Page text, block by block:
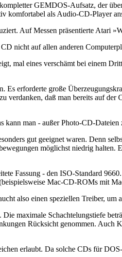
GEMDOS-Aufsatz, der
komfortabel als Audio-CD-Player
Auf Messen präsentierte Atari
nicht auf allen anderen
mal eines verschämt bei einem
Es erforderte große
daß man bereits auf der
kann man - außer Photo-CD-
gut geeignet waren. Denn
möglichst niedrig halten.
Fassung - den ISO-Standard
Mac-CD-ROMs mit
also einen speziellen Treiber, um
maximale Schachtelungstiefe
Rücksicht genommen. Auch
erlaubt. Da solche CDs für